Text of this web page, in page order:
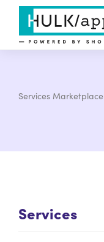
Services Marketplace
Services